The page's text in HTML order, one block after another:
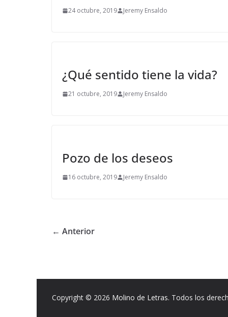
24 octubre, 2019 Jeremy Ensaldo
¿Qué sentido tiene la vida?
21 octubre, 2019 Jeremy Ensaldo
Pozo de los deseos
16 octubre, 2019 Jeremy Ensaldo
← Anterior
Copyright © 2026 Molino de Letras. Todos los